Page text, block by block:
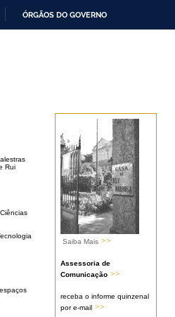
ÓRGÃOS DO GOVERNO
Saiba Mais >>
Assessoria de
Comunicação >>
receba o informe quinzenal
por e-mail >>
Rui